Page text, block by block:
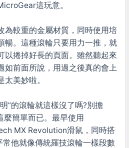
這玩意。
為較重的金屬材質，同時使用培
暢。這種滾輪只要用力一推，就
以捲掉好長的頁面。雖然聽起來
如前面所說，用過之後真的會上
美妙啦。
”的滾輪就這樣沒了嗎?別擔
簡單而已。最早使用
MX Revolution滑鼠，同時搭
他就像傳統羅技滾輪一樣段數